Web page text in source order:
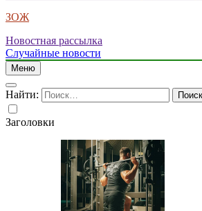
ЗОЖ
Новостная рассылка
Случайные новости
Меню
Найти:
Заголовки